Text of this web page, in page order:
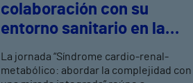
colaboración con su
entorno sanitario en la
atención a pacientes de
alta complejidad
La jornada “Síndrome cardio-renal-
metabólico: abordar la complejidad con